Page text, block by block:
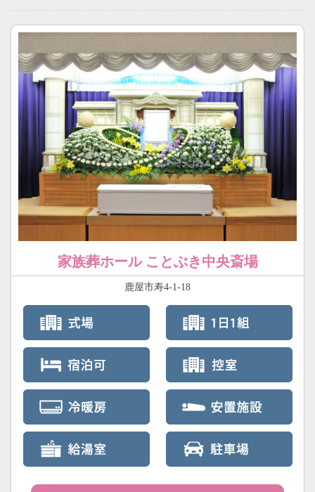
家族葬ホール ことぶき中央斎場
鹿屋市寿4-1-18